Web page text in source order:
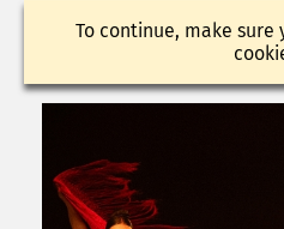
To continue, make sure